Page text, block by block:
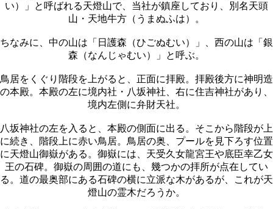
い）」と呼ばれる天燈山で、当社が鎮座しており、別名天頭
山・天地牛方（うまぬふは）。
ちなみに、中の山は「日護森（ひごぬむい）」、西の山は「銀
森（なんじゃむい）」と呼ぶ。
鳥居をくぐり階段を上がると、正面に拝殿。拝殿後方に神明造
の本殿。本殿の左に境内社・八坂神社、右に住吉神社があり、
境内左側に弁財天社。
八坂神社の左を入ると、本殿の側面に出る。そこから階段が上
に続き、階段上に赤い鳥居。鳥居の奥、プールを見下ろす位置
に天燈山御嶽がある。御嶽には、天受久女龍宮王や底臣幸乙女
王の石碑。御嶽の周囲の道にも、幾つかの拝所が点在してい
る。道の最奥部にある石碑の横に立派な木があるが、これが天
燈山の霊木だろうか。